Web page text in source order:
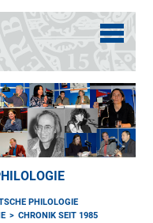
PHILOLOGIE
CHRONIK SEIT 1985